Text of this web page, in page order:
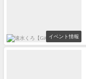
イベント情報